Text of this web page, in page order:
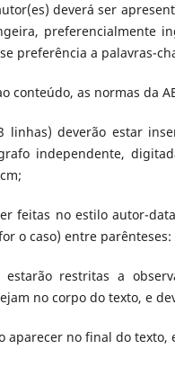
deverá ser
preferencialmente
preferência a palavras-
conteúdo, as normas da
linhas) deverão estar
independente,
feitas no estilo autor-
o caso) entre parênteses:
restritas a
no corpo do texto, e
aparecer no final do